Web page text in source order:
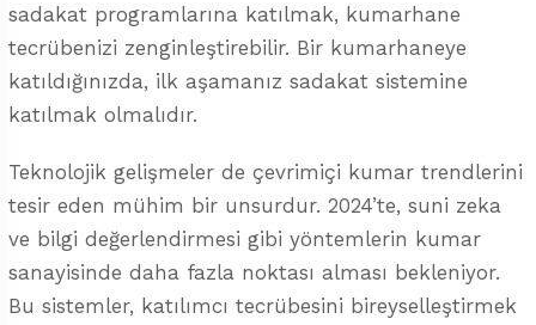
sadakat programlarına katılmak, kumarhane
tecrübenizi zenginleştirebilir. Bir kumarhaneye
katıldığınızda, ilk aşamanız sadakat sistemine
katılmak olmalıdır.
Teknolojik gelişmeler de çevrimiçi kumar trendlerini
tesir eden mühim bir unsurdur. 2024’te, suni zeka
ve bilgi değerlendirmesi gibi yöntemlerin kumar
sanayisinde daha fazla noktası alması bekleniyor.
Bu sistemler, katılımcı tecrübesini bireyselleştirmek